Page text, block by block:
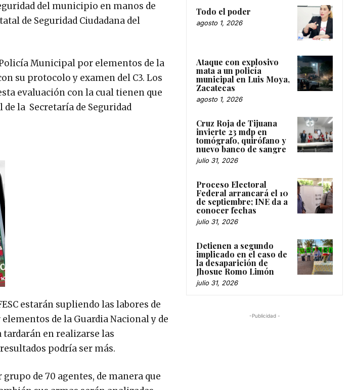
del municipio en manos de
de Seguridad Ciudadana del
Municipal por elementos de la
su protocolo y examen del C3. Los
evaluación con la cual tienen que
la Secretaría de Seguridad
estarán supliendo las labores de
de la Guardia Nacional y de
tardarán en realizarse las
podría ser más.
de 70 agentes, de manera que
Todo el poder
agosto 1, 2026
Ataque con explosivo
mata a un policía
municipal en Luis Moya,
Zacatecas
agosto 1, 2026
Cruz Roja de Tijuana
invierte 23 mdp en
tomógrafo, quirófano y
nuevo banco de sangre
julio 31, 2026
Proceso Electoral
Federal arrancará el 10
de septiembre; INE da a
conocer fechas
julio 31, 2026
Detienen a segundo
implicado en el caso de
la desaparición de
Jhosue Romo Limón
julio 31, 2026
-Publicidad -